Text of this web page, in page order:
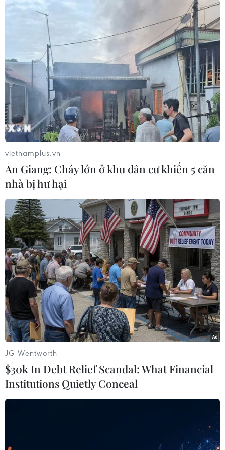
#Nghiên cứu cơ bản
#Giải thưởng Tạ Quang Bửu
#Nhà khoa học trẻ
#Toán
#Khoa học máy tính và thông tin
#Khoa học trái đất và môi trường
#Sinh học
Theo dõi VietnamPlus
TIN LIÊN QUAN
vietnamplus.vn
An Giang: Cháy lớn ở khu dân cư khiến 5 căn
nhà bị hư hại
JG Wentworth
$30k In Debt Relief Scandal: What Financial
Institutions Quietly Conceal